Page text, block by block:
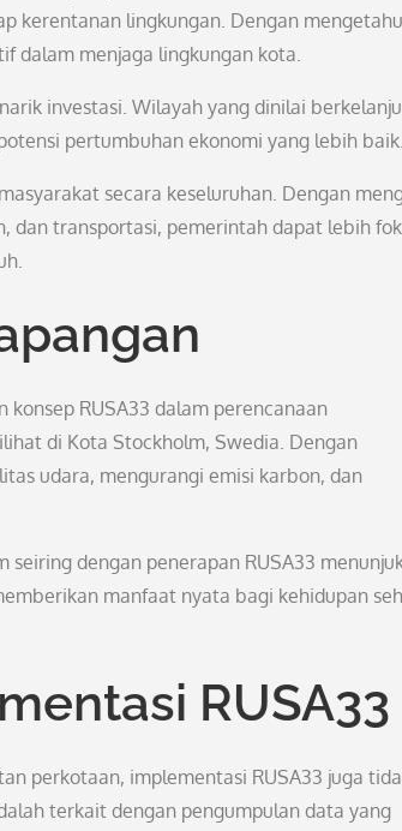
kerentanan lingkungan. Dengan
dalam menjaga lingkungan kota.
investasi. Wilayah yang dinilai
pertumbuhan ekonomi yang lebih baik.
secara keseluruhan. Dengan
dan transportasi, pemerintah dapat lebih
RUSA33 dalam perencanaan
di Kota Stockholm, Swedia. Dengan
udara, mengurangi emisi karbon, dan
dengan penerapan RUSA33
manfaat nyata bagi kehidupan
RUSA33
perkotaan, implementasi RUSA33 juga
terkait dengan pengumpulan data yang